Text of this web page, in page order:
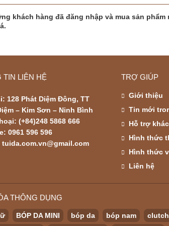
khách hàng đã đăng nhập và mua sản phẩm
TIN LIÊN HỆ
128 Phát Diệm Đông, TT
– Kim Sơn – Ninh Bình
(+84)248 5868 666
0961 596 596
tuida.com.vn@gmail.com
TRỢ GIÚP
Giới thiệu
Tin mới
Hỗ trợ
Hình thức
Hình thức
Liên hệ
THÔNG DỤNG
BÓP DA MINI bóp da bóp nam clutch